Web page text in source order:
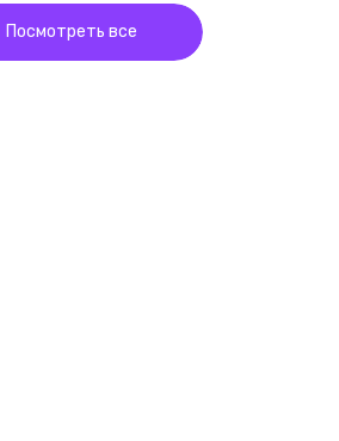
Посмотреть все